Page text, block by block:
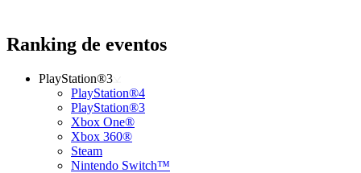
Ranking de eventos
PlayStation®3
PlayStation®4
PlayStation®3
Xbox One®
Xbox 360®
Steam
Nintendo Switch™